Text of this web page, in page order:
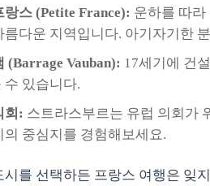
랑스 (Petite France): 운하를 따
름다운 지역입니다. 아기자기한
(Barrage Vauban): 17세기에 건
수 있습니다.
회: 스트라스부르는 유럽 의회가
의 중심지를 경험해보세요.
시를 선택하든 프랑스 여행은 잊